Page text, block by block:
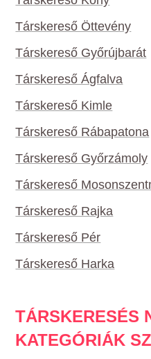
Társkereső Öttevény
Társkereső Győrújbarát
Társkereső Ágfalva
Társkereső Kimle
Társkereső Rábapatona
Társkereső Győrzámoly
Társkereső
Társkereső Rajka
Társkereső Pér
Társkereső Harka
TÁRSKERESÉS
KATEGÓRIÁK